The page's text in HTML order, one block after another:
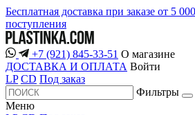
Бесплатная доставка при заказе от 5
поступления
+7 (921) 845-33-51 О магазине
ДОСТАВКА И ОПЛАТА Войти
LP CD Под заказ
Фильтры
Меню